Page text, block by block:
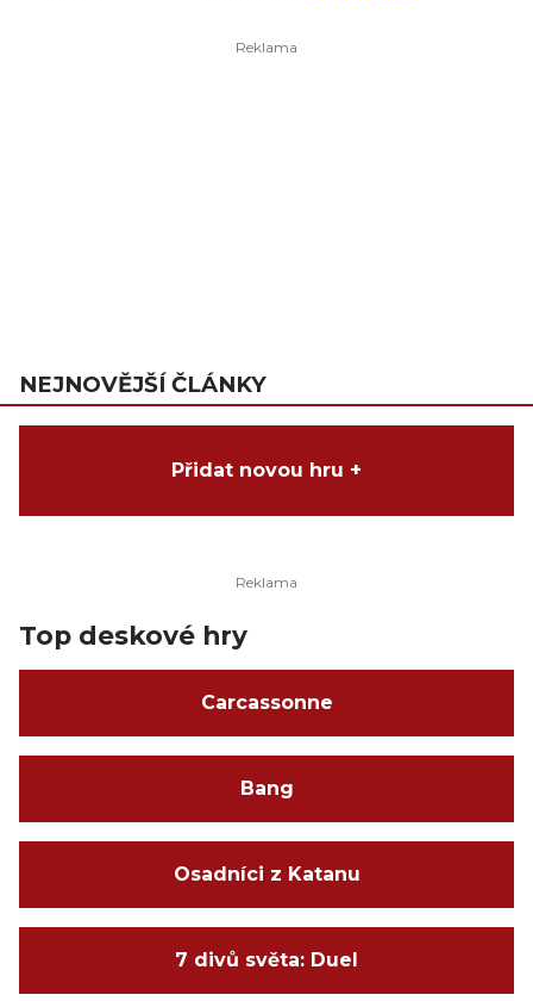
NEJNOVĚJŠÍ ČLÁNKY
Přidat novou hru +
Top deskové hry
Carcassonne
Bang
Osadníci z Katanu
7 divů světa: Duel